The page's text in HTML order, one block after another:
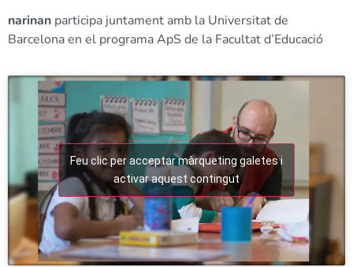
narinan participa juntament amb la Universitat de
Barcelona en el programa ApS de la Facultat d’Educació
Feu clic per acceptar màrqueting galetes i
activar aquest contingut